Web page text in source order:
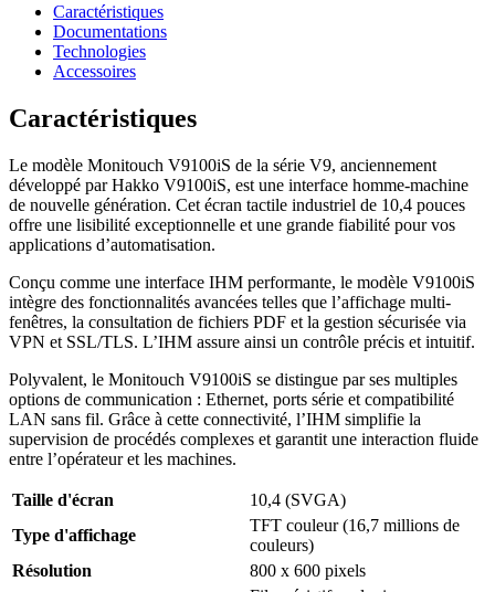
Caractéristiques
Documentations
Technologies
Accessoires
Caractéristiques
Le modèle Monitouch V9100iS de la série V9, anciennement
développé par Hakko V9100iS, est une interface homme-machine
de nouvelle génération. Cet écran tactile industriel de 10,4 pouces
offre une lisibilité exceptionnelle et une grande fiabilité pour vos
applications d’automatisation.
Conçu comme une interface IHM performante, le modèle V9100iS
intègre des fonctionnalités avancées telles que l’affichage multi-
fenêtres, la consultation de fichiers PDF et la gestion sécurisée via
VPN et SSL/TLS. L’IHM assure ainsi un contrôle précis et intuitif.
Polyvalent, le Monitouch V9100iS se distingue par ses multiples
options de communication : Ethernet, ports série et compatibilité
LAN sans fil. Grâce à cette connectivité, l’IHM simplifie la
supervision de procédés complexes et garantit une interaction fluide
entre l’opérateur et les machines.
Taille d'écran
10,4 (SVGA)
Type d'affichage
TFT couleur (16,7 millions de
couleurs)
Résolution
800 x 600 pixels